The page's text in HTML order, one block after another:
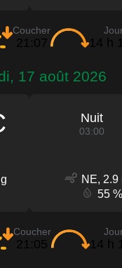
Coucher
21:07 14 h
17 août 2026
Nuit
03:00
NE, 2.9
55 %
Coucher
21:05 14 h